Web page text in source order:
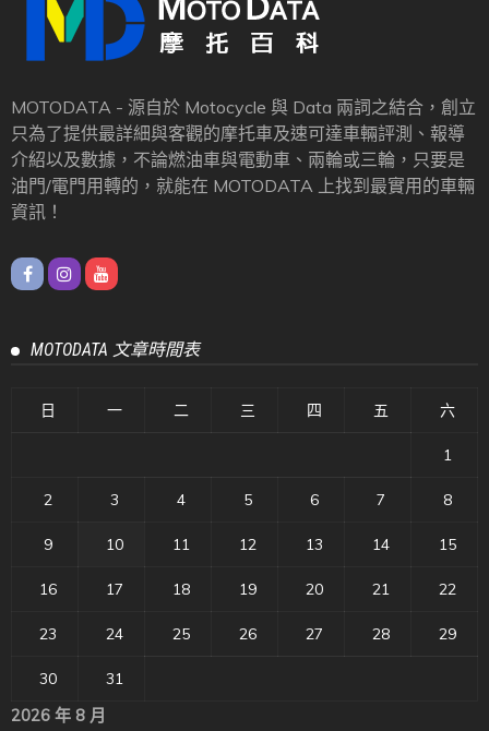
MOTODATA - 源自於 Motocycle 與 Data 兩詞之結合，創立
只為了提供最詳細與客觀的摩托車及速可達車輛評測、報導
介紹以及數據，不論燃油車與電動車、兩輪或三輪，只要是
油門/電門用轉的，就能在 MOTODATA 上找到最實用的車輛
資訊！
MOTODATA 文章時間表
2026 年 8 月
日 一 二 三 四 五 六
1
2 3 4 5 6 7 8
9 10 11 12 13 14 15
16 17 18 19 20 21 22
23 24 25 26 27 28 29
30 31